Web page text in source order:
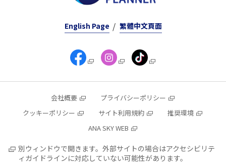
English Page 繁體中文頁面
会社概要
プライバシーポリシー
クッキーポリシー
サイト利用規約
推奨環境
ANA SKY WEB
別ウィンドウで開きます。外部サイトの場合はアクセシビリテ
ィガイドラインに対応していない可能性があります。